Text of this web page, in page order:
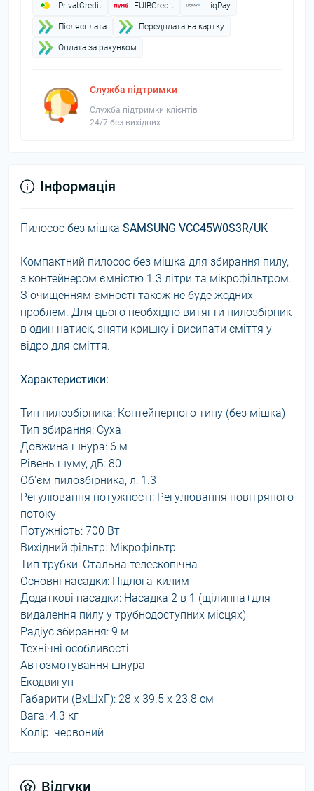
PrivatCredit FUIBCredit LiqPay
Пiслясплата Передплата на картку
Оплата за рахунком
Служба підтримки
Служба підтримки клієнтів
24/7 без вихідних
Інформація
Пилосос без мішка SAMSUNG VCC45W0S3R/UK
Компактний пилосос без мішка для збирання пилу,
з контейнером ємністю 1.3 літри та мікрофільтром.
З очищенням ємності також не буде жодних
проблем. Для цього необхідно витягти пилозбірник
в один натиск, зняти кришку і висипати сміття у
відро для сміття.
Характеристики:
Тип пилозбірника: Контейнерного типу (без мішка)
Тип збирання: Суха
Довжина шнура: 6 м
Рівень шуму, дБ: 80
Об'єм пилозбірника, л: 1.3
Регулювання потужності: Регулювання повітряного
потоку
Потужність: 700 Вт
Вихідний фільтр: Мікрофільтр
Тип трубки: Стальна телескопічна
Основні насадки: Підлога-килим
Додаткові насадки: Насадка 2 в 1 (щілинна+для
видалення пилу у трубнодоступних місцях)
Радіус збирання: 9 м
Технічні особливості:
Автозмотування шнура
Екодвигун
Габарити (ВхШхГ): 28 х 39.5 х 23.8 см
Вага: 4.3 кг
Колір: червоний
Відгуки